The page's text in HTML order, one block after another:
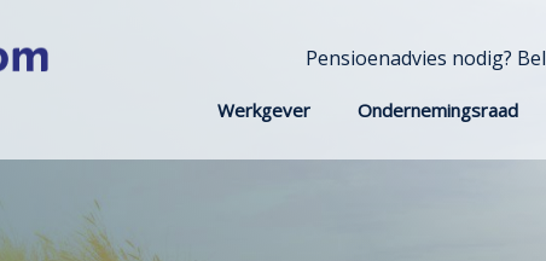
Pensioenadvies nodig? Bel
Werkgever Ondernemingsraad